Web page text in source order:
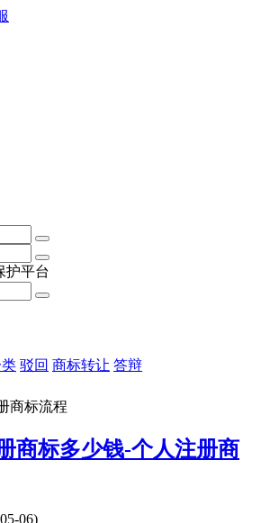
护平台
驳回 商标转让 答辩
商标流程
商标多少钱-个人注册商
06)